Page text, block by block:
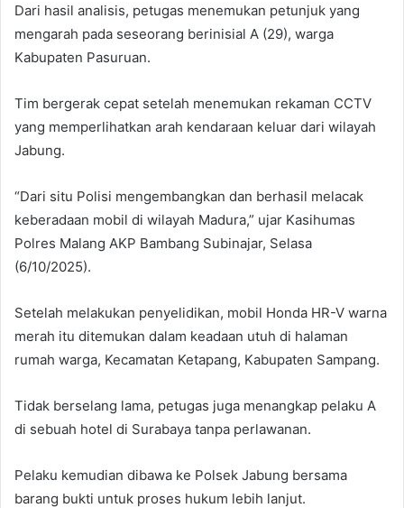
Dari hasil analisis, petugas menemukan petunjuk yang
mengarah pada seseorang berinisial A (29), warga
Kabupaten Pasuruan.
Tim bergerak cepat setelah menemukan rekaman CCTV
yang memperlihatkan arah kendaraan keluar dari wilayah
Jabung.
“Dari situ Polisi mengembangkan dan berhasil melacak
keberadaan mobil di wilayah Madura,” ujar Kasihumas
Polres Malang AKP Bambang Subinajar, Selasa
(6/10/2025).
Setelah melakukan penyelidikan, mobil Honda HR-V warna
merah itu ditemukan dalam keadaan utuh di halaman
rumah warga, Kecamatan Ketapang, Kabupaten Sampang.
Tidak berselang lama, petugas juga menangkap pelaku A
di sebuah hotel di Surabaya tanpa perlawanan.
Pelaku kemudian dibawa ke Polsek Jabung bersama
barang bukti untuk proses hukum lebih lanjut.